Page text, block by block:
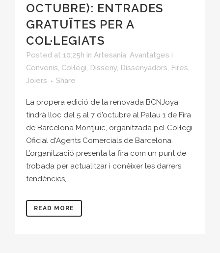
OCTUBRE): ENTRADES
GRATUÏTES PER A
COL·LEGIATS
Posted at 10:25h in Artesania, Avantatges i
Convenis, Col·legi, Disseny, Dissenyadors, Fires,
Joiers
Share
La propera edició de la renovada BCNJoya
tindrà lloc del 5 al 7 d'octubre al Palau 1 de Fira
de Barcelona Montjuïc, organitzada pel Col·legi
Oficial d'Agents Comercials de Barcelona.
L’organització presenta la fira com un punt de
trobada per actualitzar i conèixer les darrers
tendències,...
READ MORE